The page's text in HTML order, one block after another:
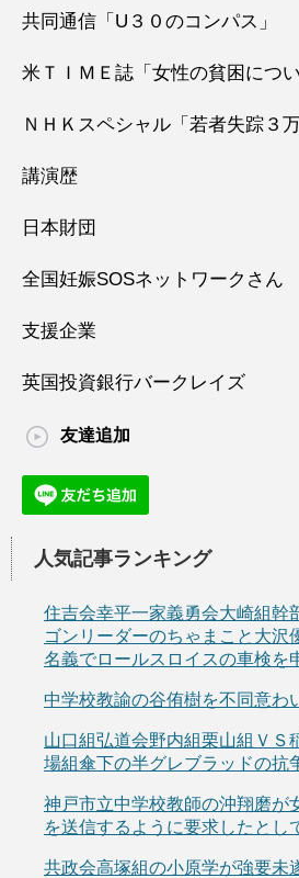
共同通信「U３０のコンパス」
米ＴＩＭＥ誌「女性の貧困につい
ＮＨＫスペシャル「若者失踪３万
講演歴
日本財団
全国妊娠SOSネットワークさん
支援企業
英国投資銀行バークレイズ
友達追加
人気記事ランキング
住吉会幸平一家義勇会大崎組幹
ゴンリーダーのちゃまこと大沢
名義でロールスロイスの車検を
中学校教諭の谷侑樹を不同意わ
山口組弘道会野内組栗山組ＶＳ
場組傘下の半グレブラッドの抗
神戸市立中学校教師の沖翔磨が
を送信するように要求したとし
共政会高塚組の小原学が強要未